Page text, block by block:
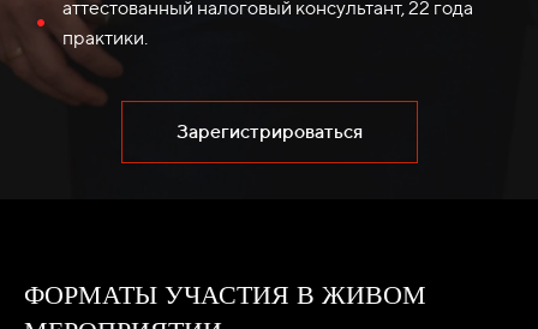
аттестованный налоговый консультант, 22 года
практики.
Зарегистрироваться
ФОРМАТЫ УЧАСТИЯ В ЖИВОМ